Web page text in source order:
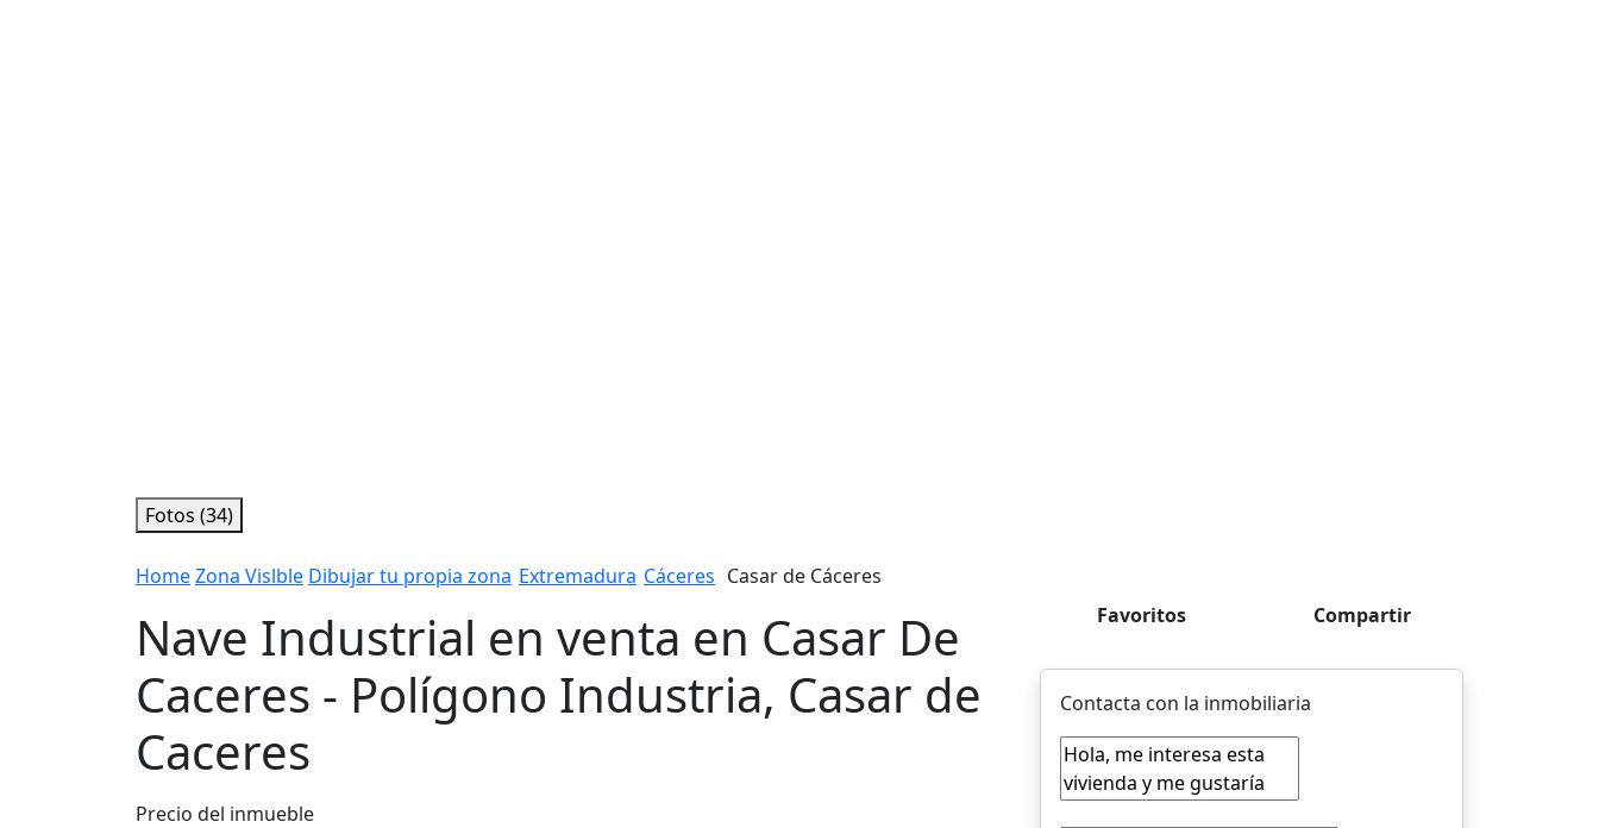
Fotos (34)
HomeZona Vislble Dibujar tu propia zona Extremadura Cáceres Casar de Cáceres
Nave Industrial en venta en Casar De
Caceres - Polígono Industria, Casar de
Caceres
Precio del inmueble
Favoritos Compartir
Contacta con la inmobiliaria